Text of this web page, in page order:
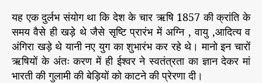
यह एक दुर्लभ संयोग था कि देश के चार ऋषि 1857 की क्रांति के
समय वैसे ही खड़े थे जैसे सृष्टि प्रारंभ में अग्नि , वायु ,आदित्य व
अंगिरा खड़े थे यानी नए युग का शुभारंभ कर रहे थे। मानो इन चारों
ऋषियों के अंतः करण में ही ईश्वर ने स्वतंत्रता का ज्ञान देकर मां
भारती की गुलामी की बेड़ियों को काटने की प्रेरणा दी।